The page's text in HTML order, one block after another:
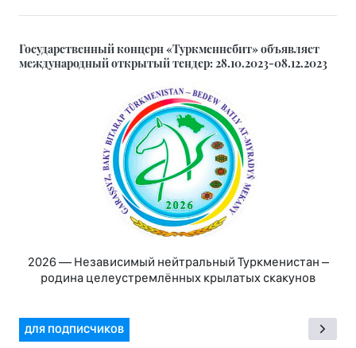
Государственный концерн «Туркменнебит» объявляет
международный открытый тендер: 28.10.2023-08.12.2023
2026 — Независимый нейтральный Туркменистан –
родина целеустремлённых крылатых скакунов
ДЛЯ ПОДПИСЧИКОВ